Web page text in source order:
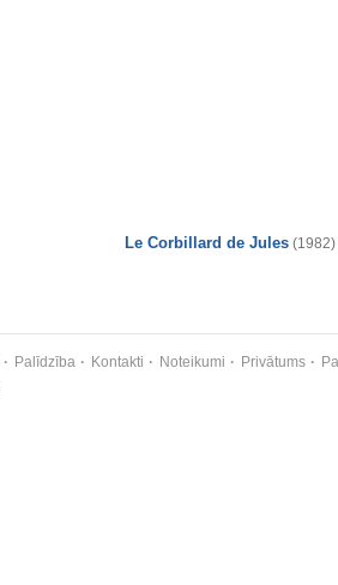
Le Corbillard de Jules (1982)
Palīdzība Kontakti Noteikumi Privātums